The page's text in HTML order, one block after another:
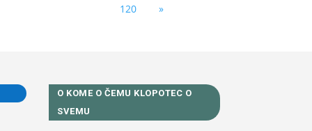
120
»
O KOME O ČEMU KLOPOTEC O
SVEMU